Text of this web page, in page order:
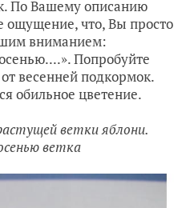
По Вашему описанию
ощущение, что, Вы просто
вниманием:
Попробуйте
весенней подкормок.
обильное цветение.
ветки яблони.
ветка